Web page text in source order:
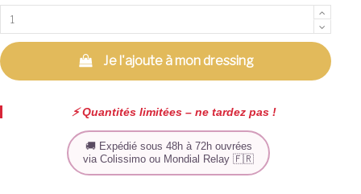
Je l'ajoute à mon dressing
⚡️ Quantités limitées – ne tardez pas !
🚚 Expédié sous 48h à 72h ouvrées
via Colissimo ou Mondial Relay 🇫🇷